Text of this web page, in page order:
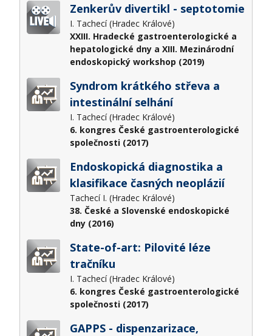
Zenkerův divertikl - septotomie
I. Tachecí (Hradec Králové)
XXIII. Hradecké gastroenterologické a
hepatologické dny a XIII. Mezinárodní
endoskopický workshop (2019)
Syndrom krátkého střeva a
intestinální selhání
I. Tachecí (Hradec Králové)
6. kongres České gastroenterologické
společnosti (2017)
Endoskopická diagnostika a
klasifikace časných neoplázií
Tachecí I. (Hradec Králové)
38. České a Slovenské endoskopické
dny (2016)
State-of-art: Pilovité léze
tračníku
I. Tachecí (Hradec Králové)
6. kongres České gastroenterologické
společnosti (2017)
GAPPS - dispenzarizace,